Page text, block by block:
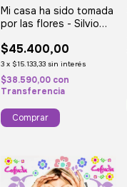
Mi casa ha sido tomada
por las flores - Silvio
$45.400,00
3 x $15.133,33 sin interés
$38.590,00 con
Transferencia
Comprar